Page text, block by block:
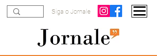
Siga o Jornale